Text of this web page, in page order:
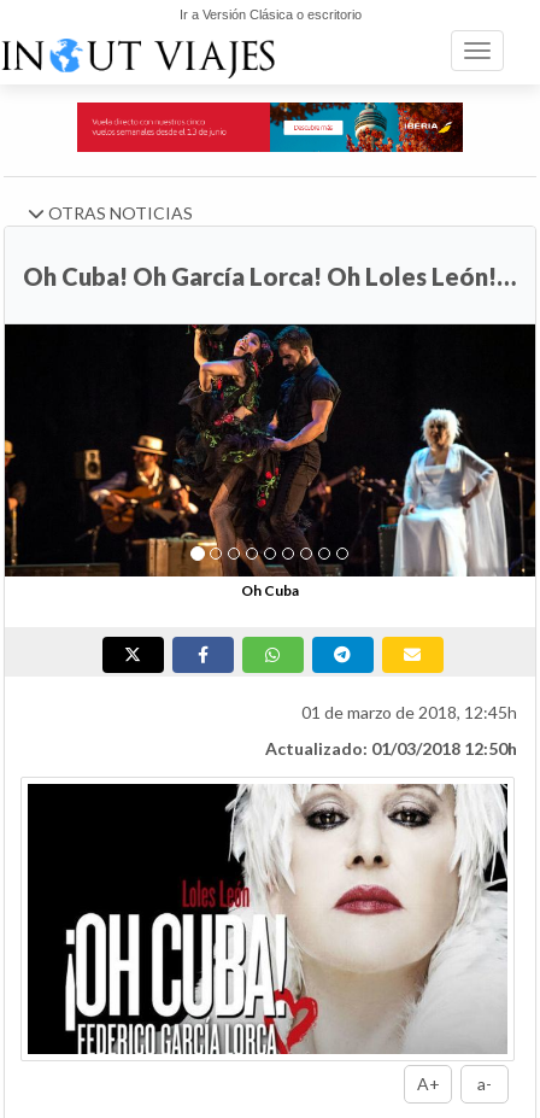
Ir a Versión Clásica o escritorio
Toggle
OTRAS NOTICIAS
Oh Cuba! Oh García Lorca! Oh Loles León!…
Oh Cuba
01 de marzo de 2018, 12:45h
Actualizado: 01/03/2018 12:50h
A+ a-